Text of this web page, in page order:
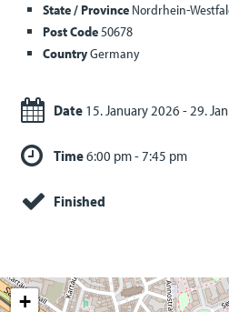
State / ProvinceNordrhein-
Post Code50678
CountryGermany
Date15. January 2026 - 29.
Time6:00 pm - 7:45 pm
Finished
+